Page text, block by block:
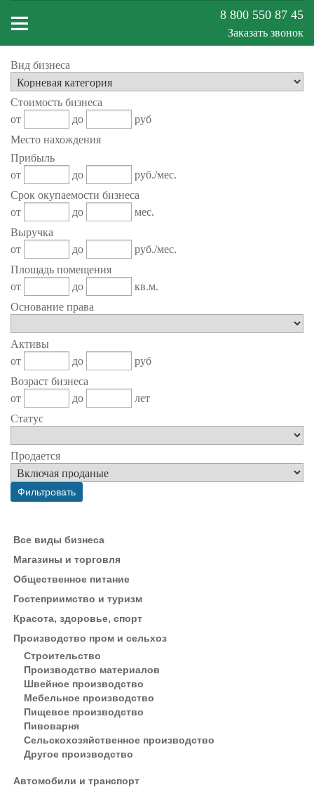
Меню
сайта
8 800 550 87 45
Заказать звонок
Вид бизнеса
Стоимость бизнеса
от
до
руб
Место нахождения
Прибыль
от
до
руб./мес.
Срок окупаемости бизнеса
от
до
мес.
Выручка
от
до
руб./мес.
Площадь помещения
от
до
кв.м.
Основание права
Активы
от
до
руб
Возраст бизнеса
от
до
лет
Статус
Продается
Все виды бизнеса
Магазины и торговля
Общественное питание
Гостеприимство и туризм
Красота, здоровье, спорт
Производство пром и сельхоз
Строительство
Производство материалов
Швейное производство
Мебельное производство
Пищевое производство
Пивоварня
Сельскохозяйственное производство
Другое производство
Автомобили и транспорт